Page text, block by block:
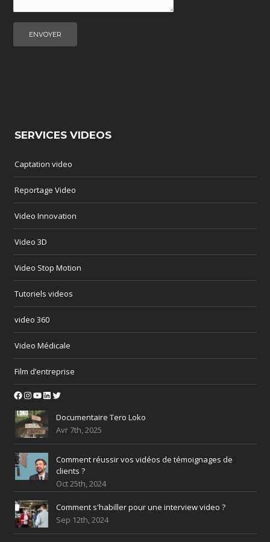
SERVICES VIDEOS
Captation video
Reportage Video
Video Innovation
Video 3D
Video Stop Motion
Tutoriels videos
video 360
Video Médicale
Film d’entreprise
Facebook
Instagram
YouTube
LinkedIn
Twitter
Documentaire Tero Loko
Avr 7th, 2025
Comment réussir vos vidéos de témoignages de
clients ?
Oct 25th, 2024
Comment s'habiller pour une interview video ?
Sep 12th, 2024